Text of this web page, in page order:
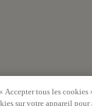
Accepter tous les cookies
sur votre appareil pour